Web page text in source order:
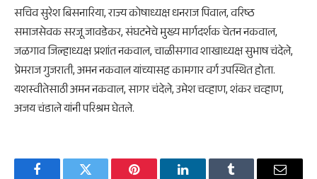
सचिव सुरेश बिसनारिया, राज्य कोषाध्यक्ष धनराज पिवाल, वरिष्ठ
समाजसेवक सरजू जावडेकर, संघटनेचे मुख्य मार्गदर्शक चेतन नकवाल,
जळगाव जिल्हाध्यक्ष प्रशांत नकवाल, चाळीसगाव शाखाध्यक्ष सुभाष चंदेले,
प्रेमराज गुजराती, अमन नकवाल यांच्यासह कामगार वर्ग उपस्थित होता.
यशस्वीतेसाठी अमन नकवाल, सागर चंदेले, उमेश चव्हाण, शंकर चव्हाण,
अजय चंडाले यांनी परिश्रम घेतले.